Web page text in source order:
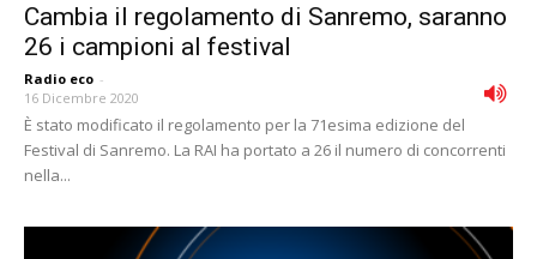
Cambia il regolamento di Sanremo, saranno
26 i campioni al festival
Radio eco -
16 Dicembre 2020
È stato modificato il regolamento per la 71esima edizione del
Festival di Sanremo. La RAI ha portato a 26 il numero di concorrenti
nella...